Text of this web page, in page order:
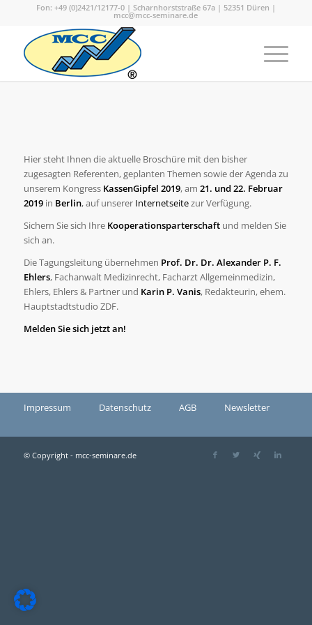
Fon: +49 (0)2421/12177-0 | Scharnhorststraße 67a | 52351 Düren |
mcc@mcc-seminare.de
Hier steht Ihnen die aktuelle Broschüre mit den bisher
zugesagten Referenten, geplanten Themen sowie der Agenda zu
unserem Kongress KassenGipfel 2019, am 21. und 22. Februar
2019in Berlin, auf unserer Internetseitezur Verfügung.
Sichern Sie sich Ihre Kooperationsparterschaft und melden Sie
sich an.
Die Tagungsleitung übernehmen Prof. Dr. Dr. Alexander P. F.
Ehlers, Fachanwalt Medizinrecht, Facharzt Allgemeinmedizin,
Ehlers, Ehlers & Partner und Karin P. Vanis, Redakteurin, ehem.
Hauptstadtstudio ZDF.
Melden Sie sich jetzt an!
Impressum Datenschutz AGB Newsletter
© Copyright - mcc-seminare.de